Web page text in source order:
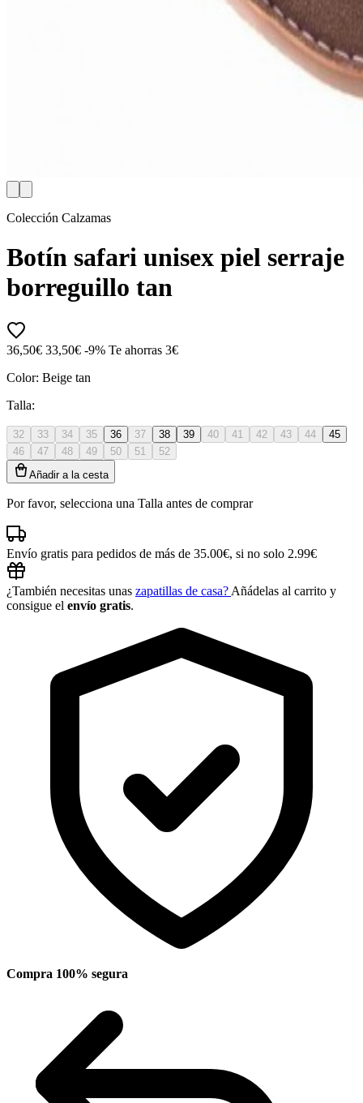
Colección Calzamas
Botín safari unisex piel serraje
borreguillo tan
36,50€ 33,50€ -9% Te ahorras 3€
Color: Beige tan
Talla:
32 33 34 35 36 37 38 39 40 41 42 43 44
45
46
47 48 49 50 51
52
Añadir a la cesta
Por favor, selecciona una Talla antes de comprar
Envío gratis para pedidos de más de 35.00€, si no solo 2.99€
¿También necesitas unas zapatillas de casa? Añádelas al carrito y
consigue el envío gratis.
Compra 100% segura